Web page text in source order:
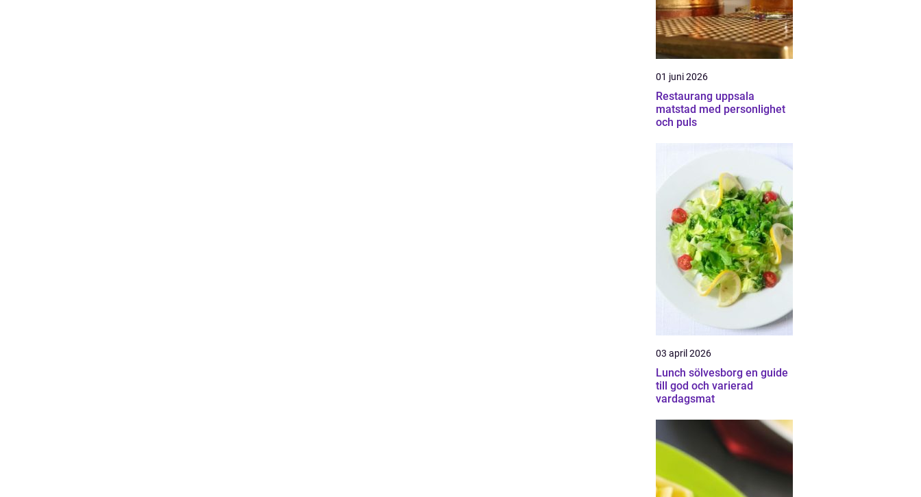
01 juni 2026
Restaurang uppsala
matstad med personlighet
och puls
03 april 2026
Lunch sölvesborg en guide
till god och varierad
vardagsmat